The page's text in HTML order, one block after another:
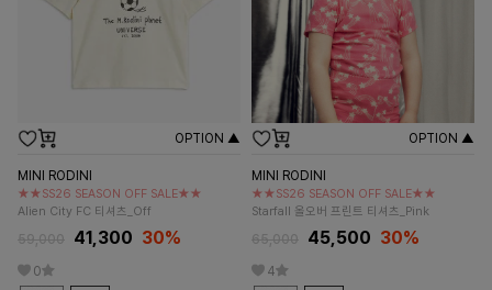
OPTION ▲
MINI RODINI
★★SS26 SEASON OFF SALE★★
Alien City FC 티셔츠_Off
59,000 41,300 30%
0
OPTION ▲
MINI RODINI
★★SS26 SEASON OFF SALE★★
Starfall 올오버 프린트 티셔츠_Pink
65,000 45,500 30%
4